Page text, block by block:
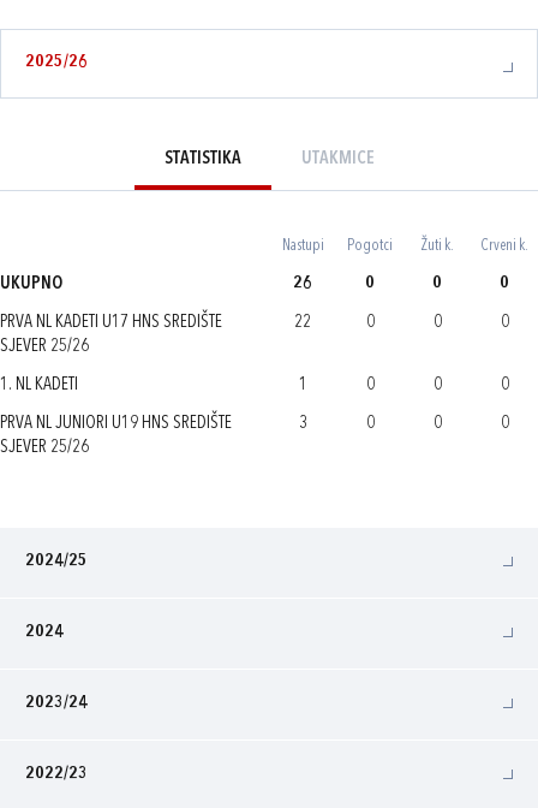
2025/26
STATISTIKA UTAKMICE
Nastupi Pogotci Žuti k. Crveni k.
UKUPNO 26 0 0 0
PRVA NL KADETI U17 HNS SREDIŠTE
SJEVER 25/26
22 0 0 0
1. NL KADETI 1 0 0 0
PRVA NL JUNIORI U19 HNS SREDIŠTE
SJEVER 25/26
3 0 0 0
2024/25
2024
2023/24
2022/23